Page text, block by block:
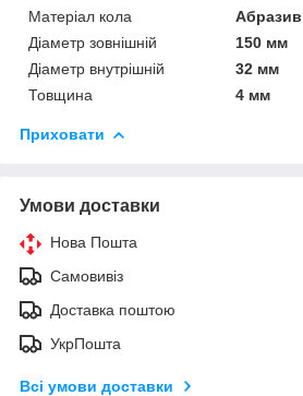
Матеріал кола
Абразив
Діаметр зовнішній
150 мм
Діаметр внутрішній
32 мм
Товщина
4 мм
Приховати
Умови доставки
Нова Пошта
Самовивіз
Доставка поштою
УкрПошта
Всі умови доставки